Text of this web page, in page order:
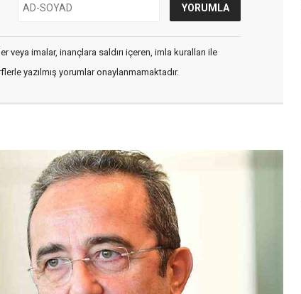
veya imalar, inançlara saldırı içeren, imla kuralları ile
yazılmış yorumlar onaylanmamaktadır.